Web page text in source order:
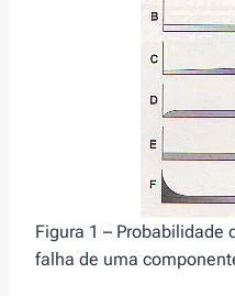
Figura 1 – Probabilidade
falha de uma